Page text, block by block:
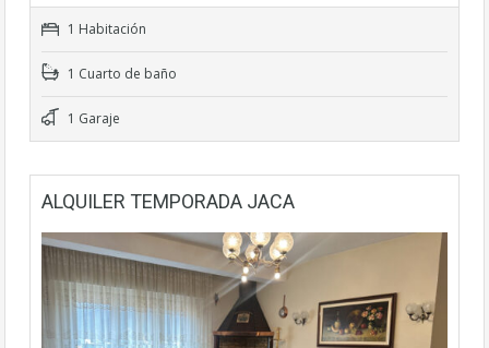
1 Habitación
1 Cuarto de baño
1 Garaje
ALQUILER TEMPORADA JACA